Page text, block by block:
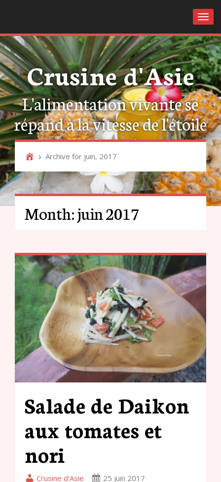
Crusine d'Asie
L'alimentation vivante se
répand à la vitesse de l'étoile
filante !
Archive for juin, 2017
Month:juin 2017
Salade de Daikon
aux tomates et
nori
Crusine d'Asie
25 juin 2017